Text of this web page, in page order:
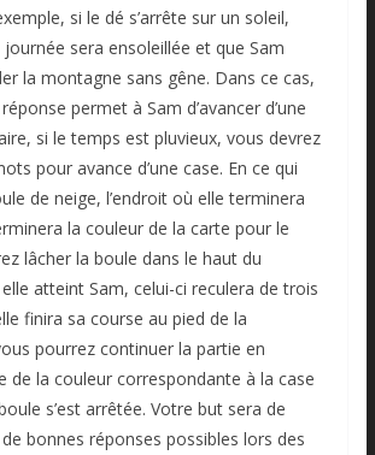
si le dé s’arrête sur un soleil,
journée sera ensoleillée et que Sam
la montagne sans gêne. Dans ce cas,
permet à Sam d’avancer d’une
si le temps est pluvieux, vous devrez
pour avance d’une case. En ce qui
de neige, l’endroit où elle terminera
la couleur de la carte pour le
lâcher la boule dans le haut du
atteint Sam, celui-ci reculera de trois
finira sa course au pied de la
pourrez continuer la partie en
de la couleur correspondante à la case
s’est arrêtée. Votre but sera de
bonnes réponses possibles lors des